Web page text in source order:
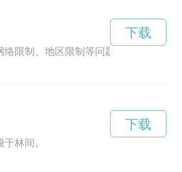
限制、地区限制等问题，有时候我
下载
林间。
下载